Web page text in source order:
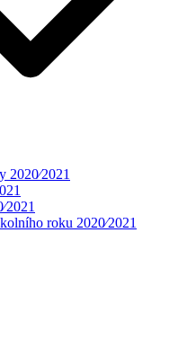
2020⁄2021
roku 2020⁄2021